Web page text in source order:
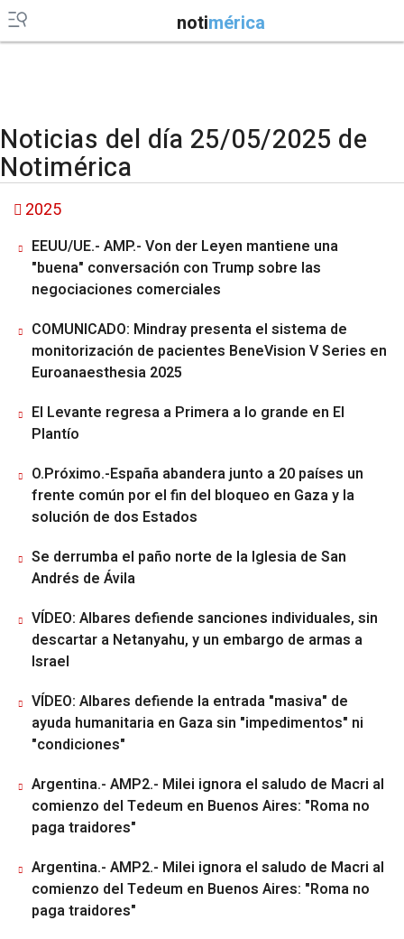
notimérica
Noticias del día 25/05/2025 de
Notimérica
2025
EEUU/UE.- AMP.- Von der Leyen mantiene una
"buena" conversación con Trump sobre las
negociaciones comerciales
COMUNICADO: Mindray presenta el sistema de
monitorización de pacientes BeneVision V Series en
Euroanaesthesia 2025
El Levante regresa a Primera a lo grande en El
Plantío
O.Próximo.-España abandera junto a 20 países un
frente común por el fin del bloqueo en Gaza y la
solución de dos Estados
Se derrumba el paño norte de la Iglesia de San
Andrés de Ávila
VÍDEO: Albares defiende sanciones individuales, sin
descartar a Netanyahu, y un embargo de armas a
Israel
VÍDEO: Albares defiende la entrada "masiva" de
ayuda humanitaria en Gaza sin "impedimentos" ni
"condiciones"
Argentina.- AMP2.- Milei ignora el saludo de Macri al
comienzo del Tedeum en Buenos Aires: "Roma no
paga traidores"
Argentina.- AMP2.- Milei ignora el saludo de Macri al
comienzo del Tedeum en Buenos Aires: "Roma no
paga traidores"